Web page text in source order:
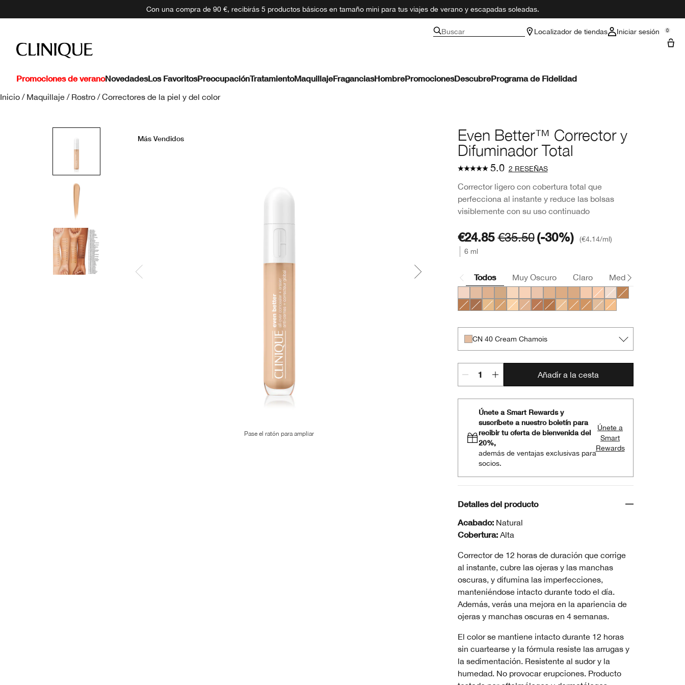
Con una compra de 90 €, recibirás 5 productos básicos en tamaño mini para tus viajes de verano y escapadas soleadas.
Buscar Localizador de tiendas Iniciar sesión 0
Promociones de veranoNovedadesLos FavoritosPreocupaciónTratamientoMaquillajeFraganciasHombrePromocionesDescubrePrograma de Fidelidad
Inicio / Maquillaje / Rostro / Correctores de la piel y del color
Even Better™ Corrector y
Difuminador Total
5.0 2 RESEÑAS
Corrector ligero con cobertura total que
perfecciona al instante y reduce las bolsas
visiblemente con su uso continuado
Más Vendidos
Pase el ratón para ampliar
€24.85€35.50(-30%) €4.14/ml
6 ml
Todos Muy Oscuro Claro Medio
CN 02 Breeze
CN 40 Cream Chamois
CN 70 Vanilla
CN 90 Sand
WN 04 Bone
CN 10 Alabaster
CN 28 Ivory
CN 52 Neutral
CN 58 Honey
CN 74 Beige
CN 20 Fair
CN 18 Cream Whip
WN 01 Flax
CN 40 Cream Chamois
Añadir a la cesta
Únete a Smart Rewards y
suscríbete a nuestro boletín para
recibir tu oferta de bienvenida del
20%,
además de ventajas exclusivas para
socios.
Únete a
Smart
Rewards
Detalles del producto
Acabado: Natural
Cobertura: Alta
Corrector de 12 horas de duración que corrige
al instante, cubre las ojeras y las manchas
oscuras, y difumina las imperfecciones,
manteniéndose intacto durante todo el día.
Además, verás una mejora en la apariencia de
ojeras y manchas oscuras en 4 semanas.
El color se mantiene intacto durante 12 horas
sin cuartearse y la fórmula resiste las arrugas y
la sedimentación. Resistente al sudor y la
humedad. No provocar erupciones. Producto